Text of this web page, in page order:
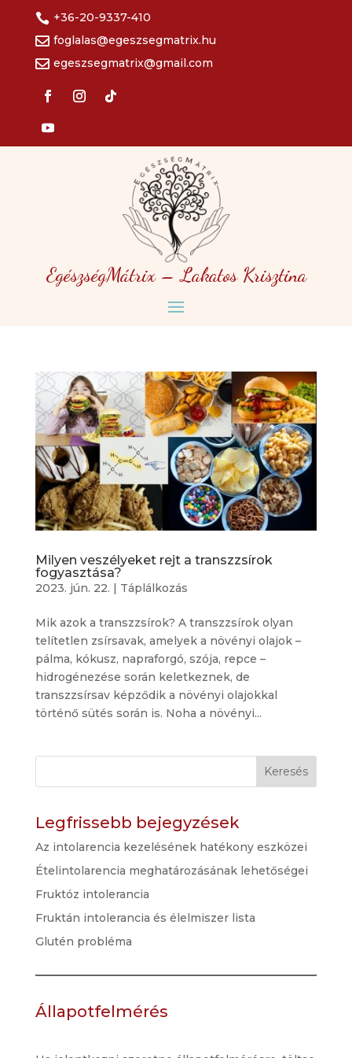
 +36-20-9337-410
 foglalas@egeszsegmatrix.hu
 egeszsegmatrix@gmail.com
EgészségMátrix – Lakatos Krisztina
Milyen veszélyeket rejt a transzzsírok
fogyasztása?
2023. jún. 22. | Táplálkozás
Mik azok a transzzsírok? A transzzsírok olyan
telítetlen zsírsavak, amelyek a növényi olajok –
pálma, kókusz, napraforgó, szója, repce –
hidrogénezése során keletkeznek, de
transzzsírsav képződik a növényi olajokkal
történő sütés során is. Noha a növényi...
Keresés
Legfrissebb bejegyzések
Az intolarencia kezelésének hatékony eszközei
Ételintolarencia meghatározásának lehetőségei
Fruktóz intolerancia
Fruktán intolerancia és élelmiszer lista
Glutén probléma
Állapotfelmérés